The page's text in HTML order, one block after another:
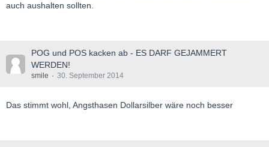
auch aushalten sollten.
POG und POS kacken ab - ES DARF GEJAMMERT
WERDEN!
smile 30. September 2014
Das stimmt wohl, Angsthasen Dollarsilber wäre noch besser